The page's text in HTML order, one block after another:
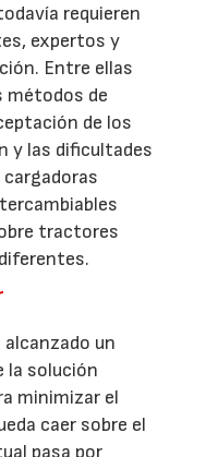
requieren
expertos y
Entre ellas
métodos de
de los
y las dificultades
cargadoras
tractores
alcanzado un
la solución
minimizar el
caer sobre el
pasa por